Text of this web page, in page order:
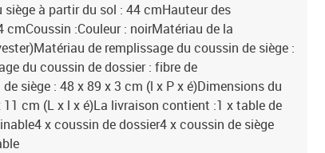
à partir du sol : 44 cmHauteur des
:Couleur : noirMatériau de la
de remplissage du coussin de siège :
du coussin de dossier : fibre de
siège : 48 x 89 x 3 cm (l x P x é)Dimensions du
cm (L x l x é)La livraison contient :1 x table de
x coussin de dossier4 x coussin de siège